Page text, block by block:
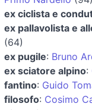
ex ciclista e
ex pallavolista e
(64)
ex pugile: Bruno
ex sciatore alpino:
fantino: Guido
filosofo: Cosimo